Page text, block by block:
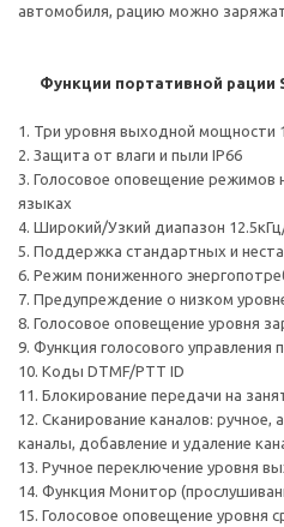
автомобиля, рацию можно
Функции портативной рации
1. Три уровня выходной мощности
2. Защита от влаги и пыли IP66
3. Голосовое оповещение режимов
языках
4. Широкий/Узкий диапазон
5. Поддержка стандартных и
6. Режим пониженного
7. Предупреждение о низком
8. Голосовое оповещение уровня
9. Функция голосового управления
10. Коды DTMF/PTT ID
11. Блокирование передачи на
12. Сканирование каналов:
каналы, добавление и удаление
13. Ручное переключение уровня
14. Функция Монитор
15. Голосовое оповещение уровня